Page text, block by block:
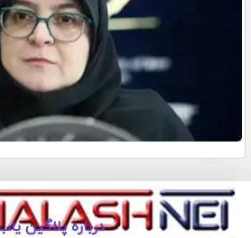
درباره پلاگین